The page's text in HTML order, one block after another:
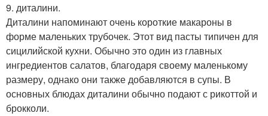
9. диталини.
Диталини напоминают очень короткие макароны в
форме маленьких трубочек. Этот вид пасты типичен для
сицилийской кухни. Обычно это один из главных
ингредиентов салатов, благодаря своему маленькому
размеру, однако они также добавляются в супы. В
основных блюдах диталини обычно подают с рикоттой и
брокколи.